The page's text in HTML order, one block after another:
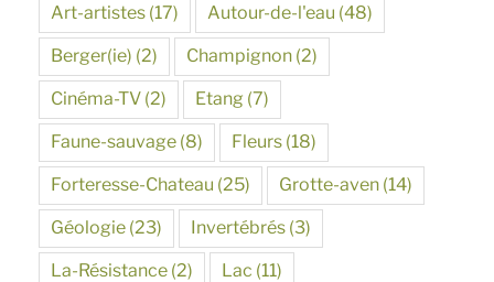
Art-artistes (17) Autour-de-l'eau (48)
Berger(ie) (2) Champignon (2)
Cinéma-TV (2) Etang (7)
Faune-sauvage (8) Fleurs (18)
Forteresse-Chateau (25) Grotte-aven (14)
Géologie (23) Invertébrés (3)
La-Résistance (2) Lac (11)